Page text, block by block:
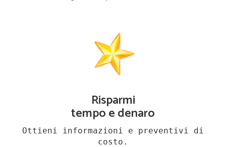
Risparmi
tempo e denaro
Ottieni informazioni e preventivi di
costo.